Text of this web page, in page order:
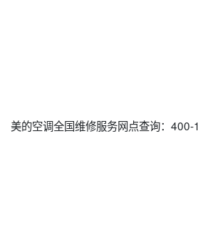
美的空调全国维修服务网点查询：